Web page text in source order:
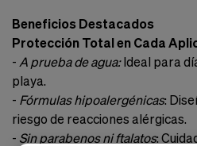
Beneficios Destacados
Protección Total en Cada
- A prueba de agua:Ideal para
playa.
- Fórmulas hipoalergénicas:
riesgo de reacciones alérgicas.
- Sin parabenos ni ftalatos: